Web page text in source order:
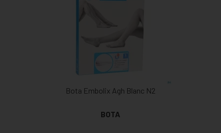
Bota Embolix Agh Blanc N2
BOTA